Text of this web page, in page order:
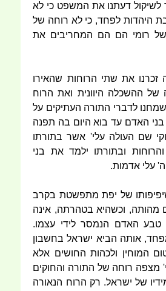
דעתנו את המשפט כי לא
היהדות לפחד, כי לא רוחה של
של רומי הם הם המחריבים את
זכרנו את שתי הרוחות שהאירו
של ההשכלה היוונית ואת הרוח
לדברי התורה העתיקים על
האדם עד בוא היום בה תפנה
שם העולה עלי' אשר בתורתו
ובתורתו ילמד את בני
עלי אדמות.
של יפת מתפשטת בקרב
מהותה, וכשהיא בטהרתה, אינה
האדם הנמסר לידי עצמו.
אותה הביא ישראל בחשבון
המוחין ולכהות החושים אלא
רוחה של התורה והחוקים
של ישראל. רק הרוח הנאורה